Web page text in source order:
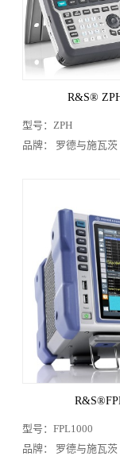
光学分析
静电
自动测试系统
子分类：
扫频式频谱仪
信号分析仪
相
全部
泰克 普源
R&S®
型号：ZPH
品牌： 罗德与施瓦茨
型号：FPL1000
品牌： 罗德与施瓦茨